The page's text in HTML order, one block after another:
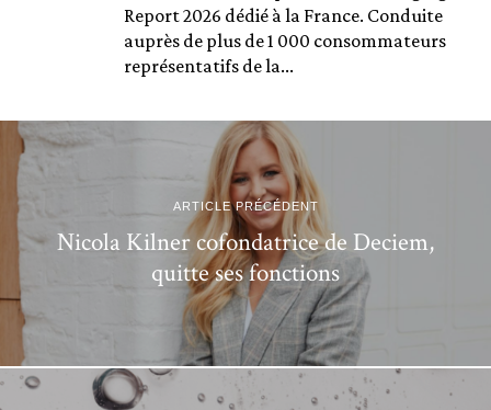
Report 2026 dédié à la France. Conduite
auprès de plus de 1 000 consommateurs
représentatifs de la...
ARTICLE PRÉCÉDENT
Nicola Kilner cofondatrice de Deciem,
quitte ses fonctions